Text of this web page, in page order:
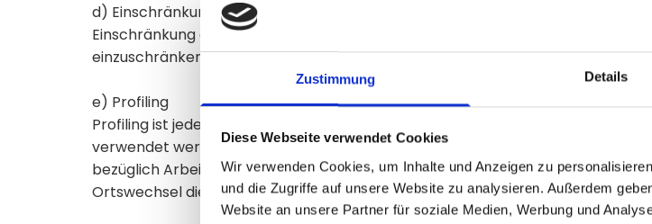
Zustimmung Details
Diese Webseite verwendet Cookies
Wir verwenden Cookies, um Inhalte und Anzeigen zu
und die Zugriffe auf unsere Website zu analysieren. Außerdem
Website an unsere Partner für soziale Medien, Werbung und
d) Einschränkung der Verarbeitung
Einschränkung der Verarbeitung ist die Markierung gespeicherter
einzuschränken.
e) Profiling
Profiling ist jede Art der automatisierten Verarbeitung personenbezogener
verwendet werden, um bestimmte persönliche Aspekte, die sich auf eine
bezüglich Arbeitsleistung, wirtschaftlicher Lage, Gesundheit, persönlicher
Ortswechsel dieser natürlichen Person zu analysieren oder vorherzusagen.